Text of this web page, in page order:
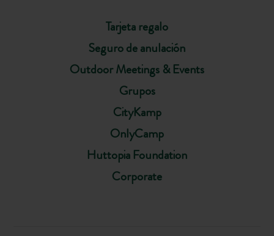
Tarjeta regalo
Seguro de anulación
Outdoor Meetings & Events
Grupos
CityKamp
OnlyCamp
Huttopia Foundation
Corporate